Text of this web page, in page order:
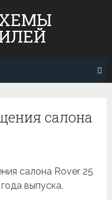
салона
салона Rover 25
выпуска.